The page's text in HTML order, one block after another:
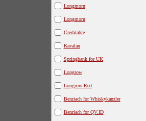
Longmorn
Longmorn
Creditable
Kavalan
Springbank for UK
Longrow
Longrow Red
Benriach for Whiskykanzler
Benriach for QV.ID